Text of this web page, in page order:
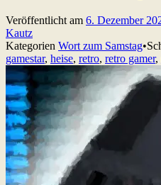
Veröffentlicht am 6. Dezember
Kautz
Kategorien Wort zum Samstag•
gamestar, heise, retro, retro gamer,